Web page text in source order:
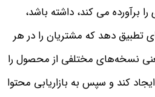
برآورده می کند، داشته باشد،
تطبیق دهد که مشتریان را در هر
نسخه‌های مختلفی از محصول را
کند و سپس به بازاریابی محتوا